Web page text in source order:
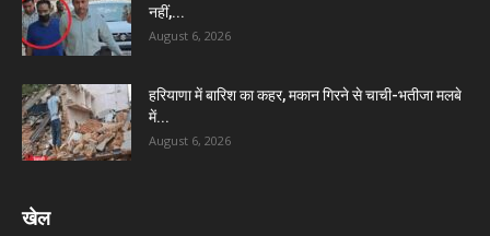
नहीं,...
August 6, 2026
हरियाणा में बारिश का कहर, मकान गिरने से चाची-भतीजा मलबे
में...
August 6, 2026
खेल